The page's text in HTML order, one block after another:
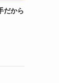
だから